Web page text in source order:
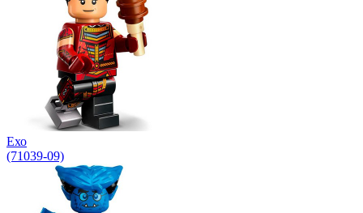
Ехо
(71039-09)